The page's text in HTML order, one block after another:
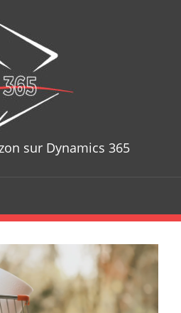
sur Dynamics 365